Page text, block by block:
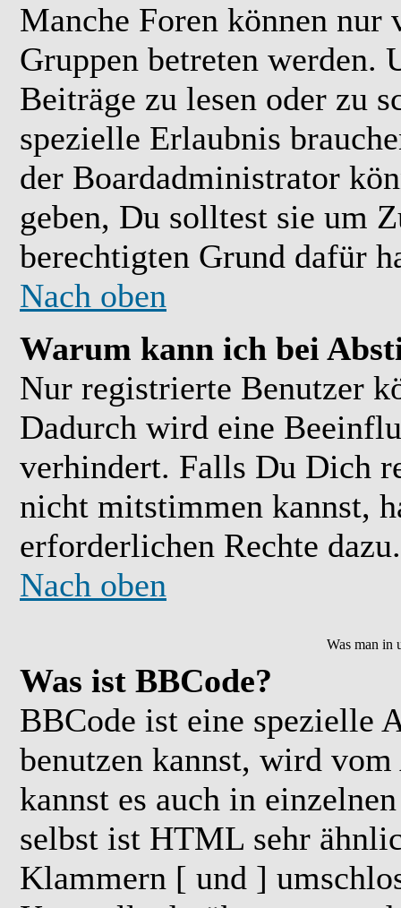
Manche Foren können nur
Gruppen betreten werden.
Beiträge zu lesen oder zu
spezielle Erlaubnis
der Boardadministrator
geben, Du solltest sie um
berechtigten Grund dafür
Nach oben
Warum kann ich bei
Nur registrierte Benutzer
Dadurch wird eine
verhindert. Falls Du Dich
nicht mitstimmen kannst,
erforderlichen Rechte dazu.
Nach oben
Was man in
Was ist BBCode?
BBCode ist eine spezielle
benutzen kannst, wird
kannst es auch in
selbst ist HTML sehr
Klammern [ und ]